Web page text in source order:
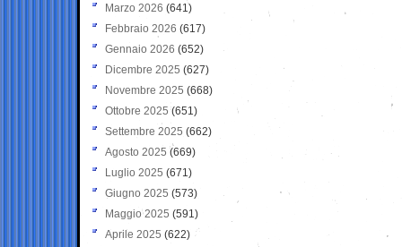
Marzo 2026 (641)
Febbraio 2026 (617)
Gennaio 2026 (652)
Dicembre 2025 (627)
Novembre 2025 (668)
Ottobre 2025 (651)
Settembre 2025 (662)
Agosto 2025 (669)
Luglio 2025 (671)
Giugno 2025 (573)
Maggio 2025 (591)
Aprile 2025 (622)